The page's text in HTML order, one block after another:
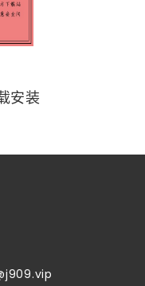
安装